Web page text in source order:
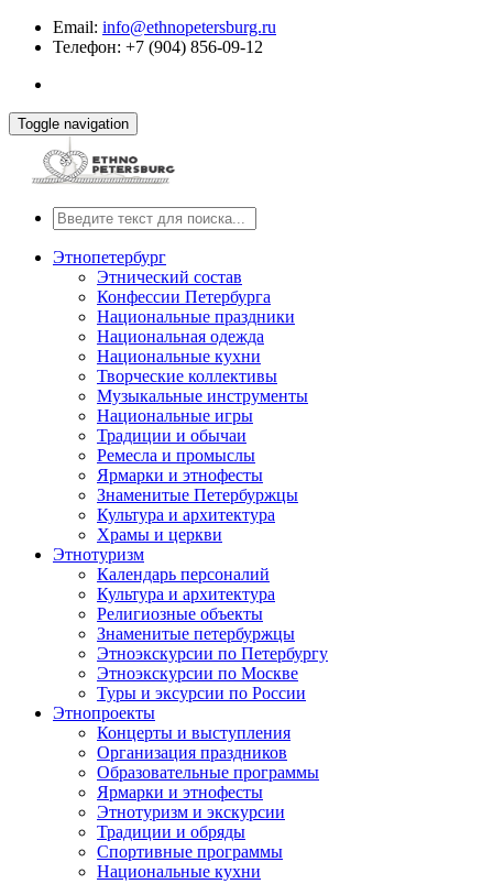
Email: info@ethnopetersburg.ru
Телефон: +7 (904) 856-09-12
Toggle navigation
Этнопетербург
Этнический состав
Конфессии Петербурга
Национальные праздники
Национальная одежда
Национальные кухни
Творческие коллективы
Музыкальные инструменты
Национальные игры
Традиции и обычаи
Ремесла и промыслы
Ярмарки и этнофесты
Знаменитые Петербуржцы
Культура и архитектура
Храмы и церкви
Этнотуризм
Календарь персоналий
Культура и архитектура
Религиозные объекты
Знаменитые петербуржцы
Этноэкскурсии по Петербургу
Этноэкскурсии по Москве
Туры и эксурсии по России
Этнопроекты
Концерты и выступления
Организация праздников
Образовательные программы
Ярмарки и этнофесты
Этнотуризм и экскурсии
Традиции и обряды
Спортивные программы
Национальные кухни